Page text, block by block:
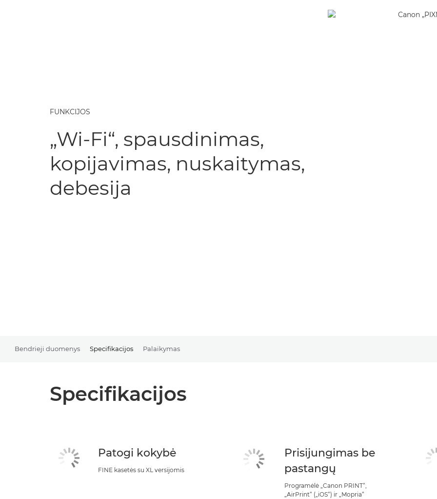
FUNKCIJOS
„Wi-Fi“, spausdinimas,
kopijavimas, nuskaitymas,
debesija
Bendrieji duomenys Specifikacijos Palaikymas
Specifikacijos
Patogi kokybė
FINE kasetės su XL versijomis
Prisijungimas be
pastangų
Programėlė „Canon PRINT“,
„AirPrint“ („iOS“) ir „Mopria“